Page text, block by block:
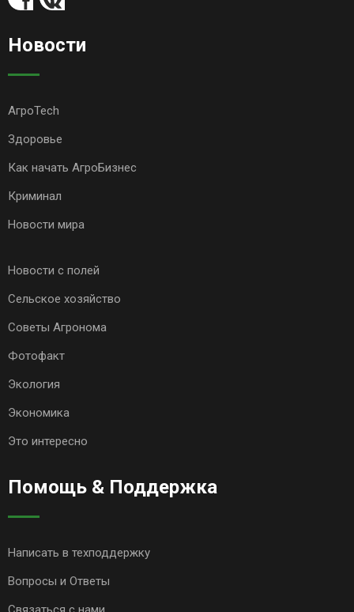
Новости
АгроTech
Здоровье
Как начать АгроБизнес
Криминал
Новости мира
Новости с полей
Сельское хозяйство
Советы Агронома
Фотофакт
Экология
Экономика
Это интересно
Помощь & Поддержка
Написать в техподдержку
Вопросы и Ответы